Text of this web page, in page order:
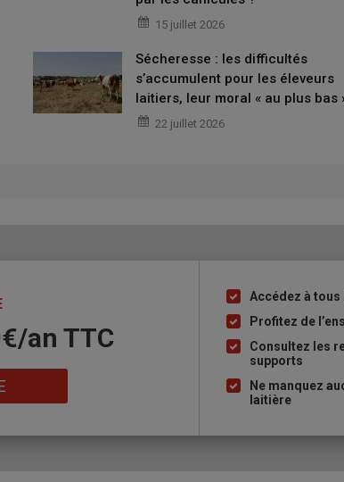
il applique un désherbant, mais pas de fongicide
trois rations, trois niveaux de risque
« Les vaches ne revenaient pas en chaleur. De 85 % de taux
mois –, et à trois symptômes méningés sur une vache, une
15 juillet 2026
Sécheresse : les difficultés
s’accumulent pour les éleveurs
laitiers, leur moral « au plus bas
22 juillet 2026
an​ TTC
Liste
à
puce
Accédez à
Profitez de
Consultez les
supports
Ne manquez
laitière